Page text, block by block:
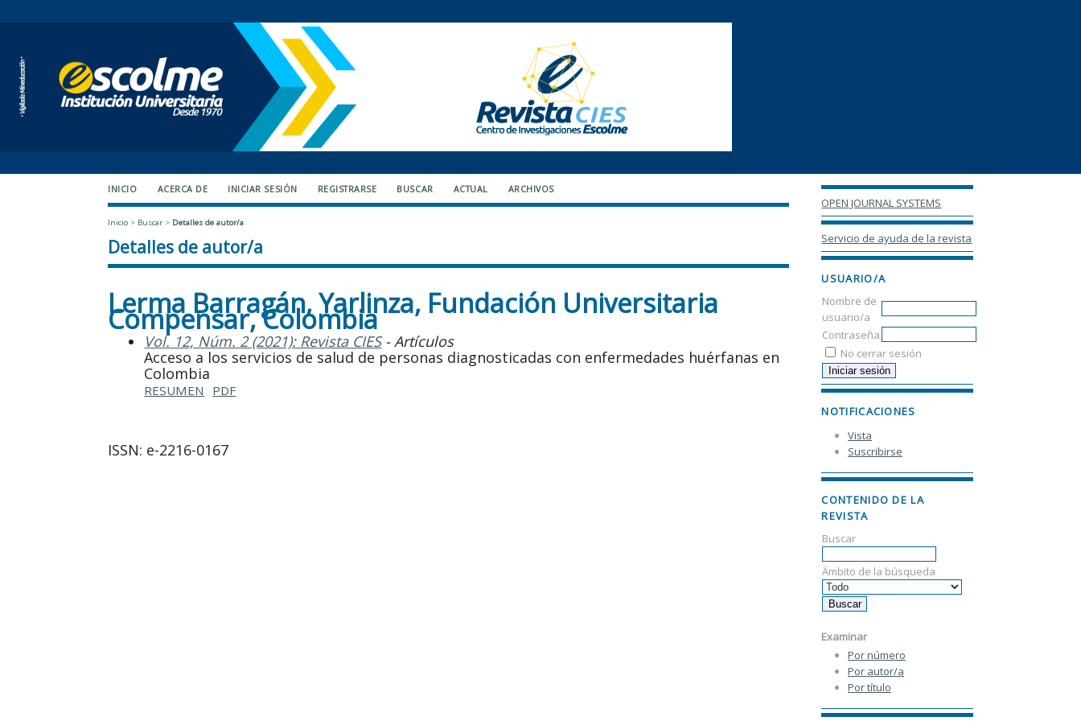
OPEN JOURNAL SYSTEMS
Servicio de ayuda de la revista
USUARIO/A
Nombre de
usuario/a
Contraseña
No cerrar sesión
NOTIFICACIONES
Vista
Suscribirse
CONTENIDO DE LA
REVISTA
Buscar
Ámbito de la búsqueda
Examinar
Por número
Por autor/a
Por título
INICIO ACERCA DE INICIAR SESIÓN REGISTRARSE BUSCAR ACTUAL ARCHIVOS
Inicio > Buscar > Detalles de autor/a
Detalles de autor/a
Lerma Barragán, Yarlinza, Fundación Universitaria
Compensar, Colombia
Vol. 12, Núm. 2 (2021): Revista CIES- Artículos
Acceso a los servicios de salud de personas diagnosticadas con enfermedades huérfanas en
Colombia
RESUMEN PDF
ISSN: e-2216-0167